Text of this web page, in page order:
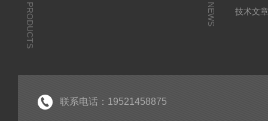
PRODUCTS NEWS
技术文
联系电话：19521458875